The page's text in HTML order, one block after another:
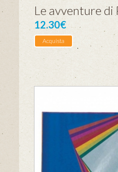
Le avventure di
12.30€
Acquista